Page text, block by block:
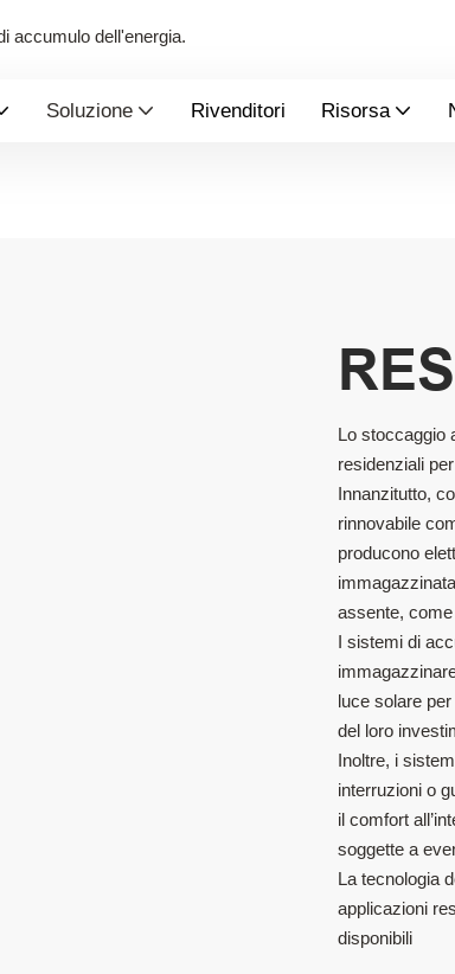
accumulo dell'energia.
Soluzione Rivenditori Risorsa
Lo stoccaggio
residenziali
Innanzitutto,
rinnovabile
producono
assente,
I sistemi di
luce solare
del loro
Inoltre, i
interruzioni o
il comfort
soggette a
La tecnologia
applicazioni
disponibili